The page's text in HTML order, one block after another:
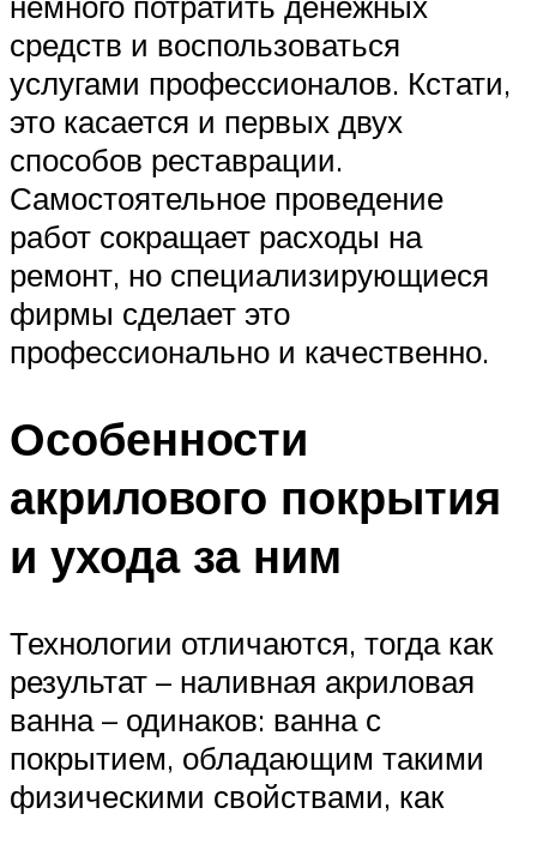
средств и воспользоваться
услугами профессионалов. Кстати,
это касается и первых двух
способов реставрации.
Самостоятельное проведение
работ сокращает расходы на
ремонт, но специализирующиеся
фирмы сделает это
профессионально и качественно.
Особенности
акрилового покрытия
и ухода за ним
Технологии отличаются, тогда как
результат – наливная акриловая
ванна – одинаков: ванна с
покрытием, обладающим такими
физическими свойствами, как